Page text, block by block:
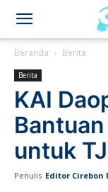
Cirebon
Pulse
Beranda Berita
Berita
KAI
untuk
Penulis Editor Cirebon